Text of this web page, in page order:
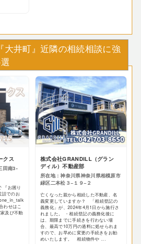
大井町』近隣の相続相談に強
クス
田南3-
『お困り
でのお
わせはこ
及び不動
株式会社GRANDILL（グラン
ディル）不動産部
所在地：神奈川県神奈川県相模原市
緑区二本松３−１９−２
亡くなった親から相続した不動産、名
義変更していますか？ 「相続登記の
義務化」が、2024年4月1日から施行さ
れました。 ・相続登記の義務化後に
は、期限までに手続きを行わない場
合、最高で10万円の過料に処せられま
すので、お早めに変更の手続きをお勧
めいたします。 相続物件や ...